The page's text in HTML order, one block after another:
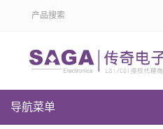
导航菜单